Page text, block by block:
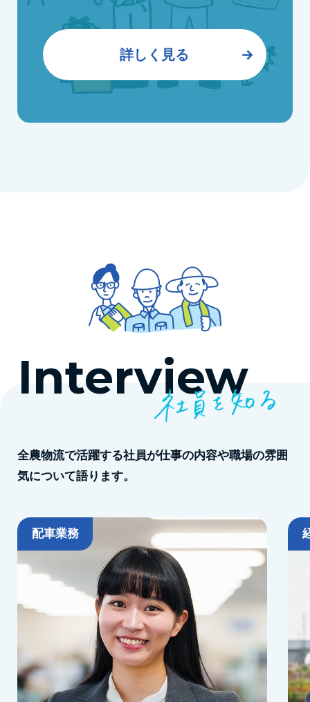
詳しく見る
Interview
全農物流で活躍する社員が仕事の内容や職場の雰囲
気について語ります。
配車業務